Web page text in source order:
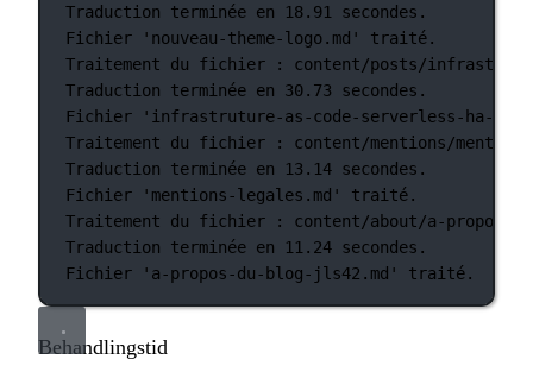
Traduction
terminée en 18.91
secondes.
Fichier
'nouveau-theme-logo.md'
traité.
Traitement
du fichier :
content/posts/
Traduction
terminée en 30.73
secondes.
Fichier
'infrastruture-as-code-serverless-ha-
Traitement
du fichier :
content/mentions/
Traduction
terminée en 13.14 secondes.
Fichier
'mentions-legales.md'
traité.
Traitement
du fichier :
content/about/a-propos-
Traduction
terminée en 11.24 secondes.
Fichier
'a-propos-du-blog-jls42.md' traité.
Behandlingstid